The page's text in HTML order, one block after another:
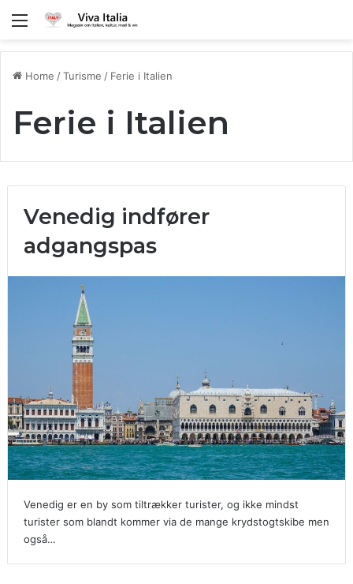
Menu
Home /Turisme / Ferie i Italien
Ferie i Italien
Venedig indfører
adgangspas
Venedig er en by som tiltrækker turister, og ikke mindst
turister som blandt kommer via de mange krydstogtskibe men
også…